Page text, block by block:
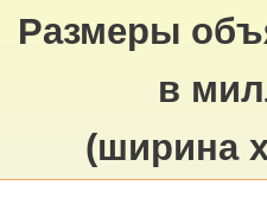
Размеры
в
(ширина